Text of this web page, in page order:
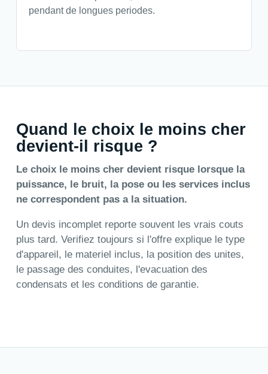
pendant de longues periodes.
Quand le choix le moins cher
devient-il risque ?
Le choix le moins cher devient risque lorsque la
puissance, le bruit, la pose ou les services inclus
ne correspondent pas a la situation.
Un devis incomplet reporte souvent les vrais couts
plus tard. Verifiez toujours si l'offre explique le type
d'appareil, le materiel inclus, la position des unites,
le passage des conduites, l'evacuation des
condensats et les conditions de garantie.